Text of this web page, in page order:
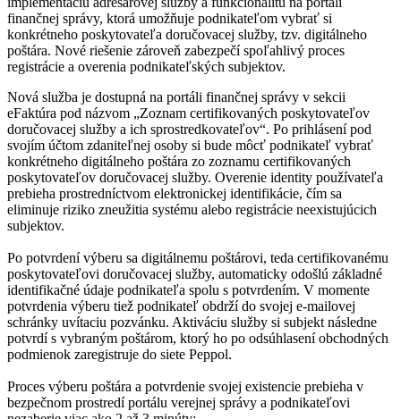
finančnej správy, ktorá umožňuje podnikateľom vybrať si
konkrétneho poskytovateľa doručovacej služby, tzv. digitálneho
poštára. Nové riešenie zároveň zabezpečí spoľahlivý proces
registrácie a overenia podnikateľských subjektov.
Nová služba je dostupná na portáli finančnej správy v sekcii
eFaktúra pod názvom „Zoznam certifikovaných poskytovateľov
doručovacej služby a ich sprostredkovateľov“. Po prihlásení pod
svojím účtom zdaniteľnej osoby si bude môcť podnikateľ vybrať
konkrétneho digitálneho poštára zo zoznamu certifikovaných
poskytovateľov doručovacej služby. Overenie identity používateľa
prebieha prostredníctvom elektronickej identifikácie, čím sa
eliminuje riziko zneužitia systému alebo registrácie neexistujúcich
subjektov.
Po potvrdení výberu sa digitálnemu poštárovi, teda certifikovanému
poskytovateľovi doručovacej služby, automaticky odošlú základné
identifikačné údaje podnikateľa spolu s potvrdením. V momente
potvrdenia výberu tiež podnikateľ obdrží do svojej e-mailovej
schránky uvítaciu pozvánku. Aktiváciu služby si subjekt následne
potvrdí s vybraným poštárom, ktorý ho po odsúhlasení obchodných
podmienok zaregistruje do siete Peppol.
Proces výberu poštára a potvrdenie svojej existencie prebieha v
bezpečnom prostredí portálu verejnej správy a podnikateľovi